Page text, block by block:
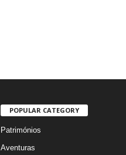
POPULAR CATEGORY
Patrimónios
Aventuras